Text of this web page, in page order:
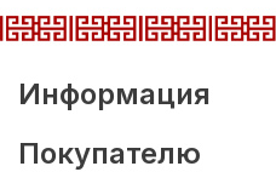
Информация
Покупателю